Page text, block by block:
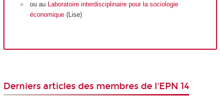
ou au Laboratoire interdisciplinaire pour la sociologie
économique(Lise)
Derniers articles des membres de l'EPN 14